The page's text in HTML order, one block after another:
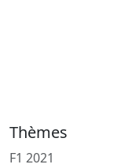
Thèmes
F1 2021